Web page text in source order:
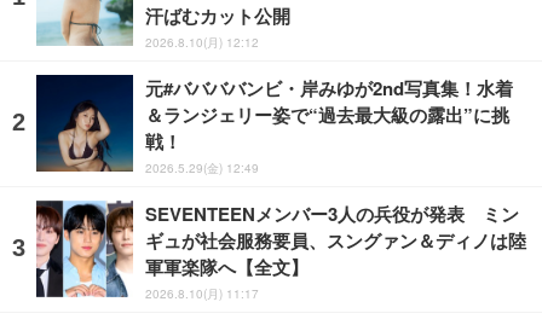
汗ばむカット公開
2026.8.10(月) 12:12
元#ババババンビ・岸みゆが2nd写真集！水着
＆ランジェリー姿で“過去最大級の露出”に挑
戦！
2026.5.29(金) 12:49
SEVENTEENメンバー3人の兵役が発表 ミン
ギュが社会服務要員、スングァン＆ディノは陸
軍軍楽隊へ【全文】
2026.8.10(月) 11:17